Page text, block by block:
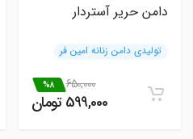
دامن حریر آستردار
تولیدی دامن زنانه امین فر
650,000
%8
599,000 تومان